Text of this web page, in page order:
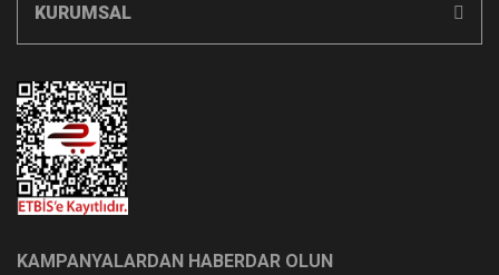
KURUMSAL
KAMPANYALARDAN HABERDAR OLUN